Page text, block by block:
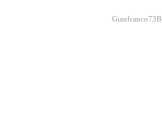
Gianfranco73B